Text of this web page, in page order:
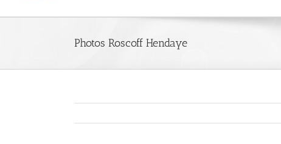
Photos Roscoff Hendaye